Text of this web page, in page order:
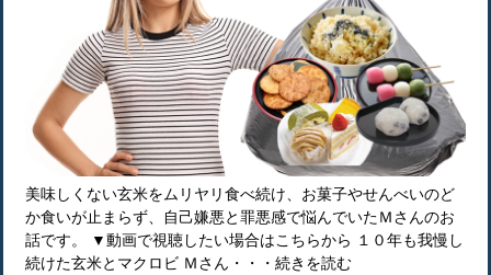
美味しくない玄米をムリヤリ食べ続け、お菓子やせんべいのど
か食いが止まらず、自己嫌悪と罪悪感で悩んでいたＭさんのお
話です。 ▼動画で視聴したい場合はこちらから １０年も我慢し
続けた玄米とマクロビ Ｍさん・・・続きを読む